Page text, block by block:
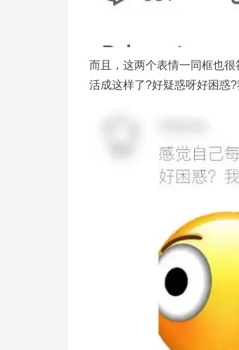
而且，这两个表情一同框也
活成这样了?好疑惑呀好困惑?